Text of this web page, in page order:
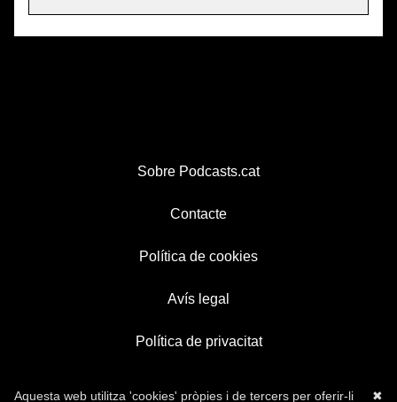
Sobre Podcasts.cat
Contacte
Política de cookies
Avís legal
Política de privacitat
✖
Aquesta web utilitza 'cookies' pròpies i de tercers per oferir-li